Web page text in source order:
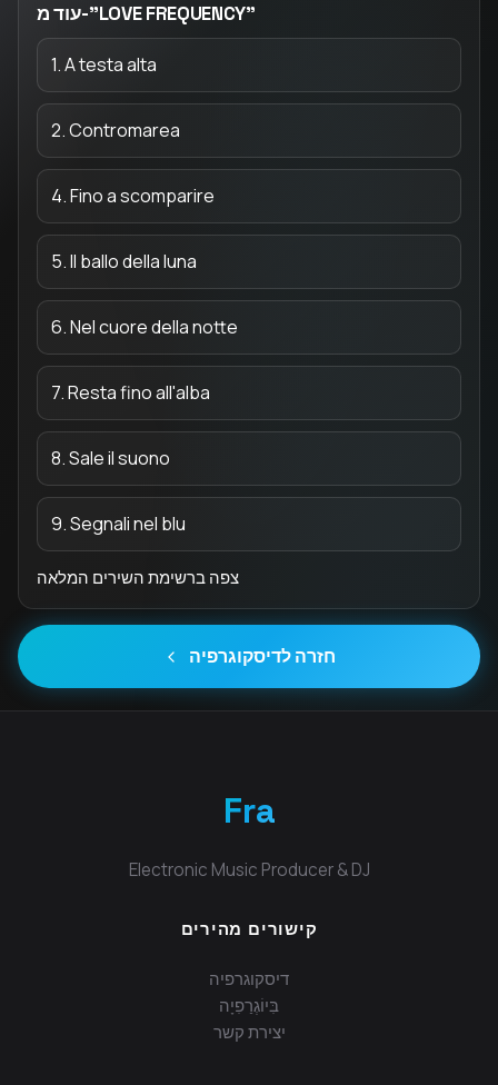
עוד מ-"LOVE FREQUENCY"
1. A testa alta
2. Contromarea
4. Fino a scomparire
5. Il ballo della luna
6. Nel cuore della notte
7. Resta fino all'alba
8. Sale il suono
9. Segnali nel blu
צפה ברשימת השירים המלאה
חזרה לדיסקוגרפיה
Fra
Electronic Music Producer & DJ
קישורים מהירים
דיסקוגרפיה
בִּיוֹגְרַפִיָה
יצירת קשר